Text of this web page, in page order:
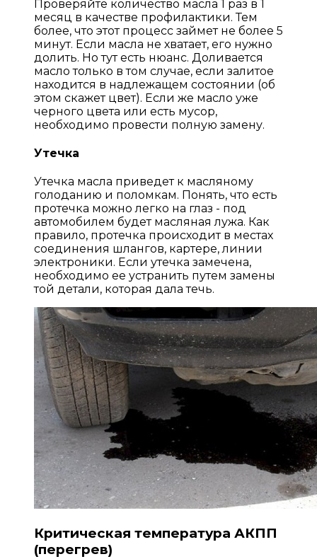
Проверяйте количество масла 1 раз в 1
месяц в качестве профилактики. Тем
более, что этот процесс займет не более 5
минут. Если масла не хватает, его нужно
долить. Но тут есть нюанс. Доливается
масло только в том случае, если залитое
находится в надлежащем состоянии (об
этом скажет цвет). Если же масло уже
черного цвета или есть мусор,
необходимо провести полную замену.
Утечка
Утечка масла приведет к масляному
голоданию и поломкам. Понять, что есть
протечка можно легко на глаз - под
автомобилем будет масляная лужа. Как
правило, протечка происходит в местах
соединения шлангов, картере, линии
электроники. Если утечка замечена,
необходимо ее устранить путем замены
той детали, которая дала течь.
Критическая температура АКПП
(перегрев)